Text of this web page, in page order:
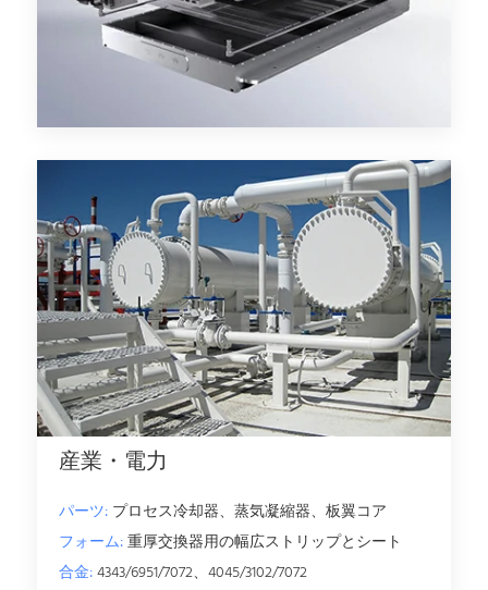
産業・電力
パーツ: プロセス冷却器、蒸気凝縮器、板翼コア
フォーム:重厚交換器用の幅広ストリップとシート
合金:4343/6951/7072、4045/3102/7072